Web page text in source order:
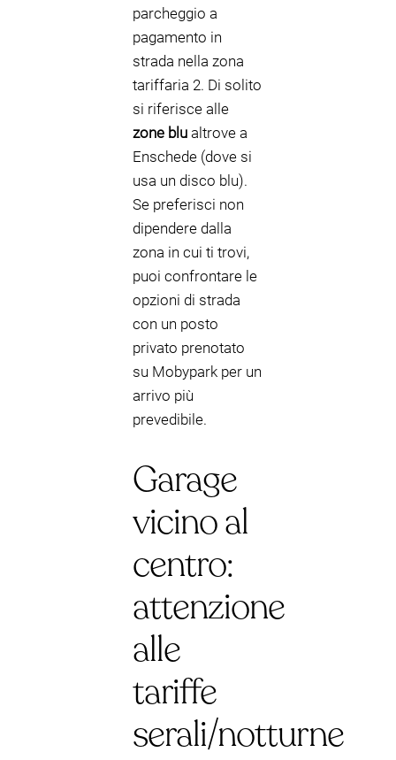
parcheggio a
pagamento in
strada nella zona
tariffaria 2. Di solito
si riferisce alle
zone blu altrove a
Enschede (dove si
usa un disco blu).
Se preferisci non
dipendere dalla
zona in cui ti trovi,
puoi confrontare le
opzioni di strada
con un posto
privato prenotato
su Mobypark per un
arrivo più
prevedibile.
Garage
vicino al
centro:
attenzione
alle
tariffe
serali/notturne